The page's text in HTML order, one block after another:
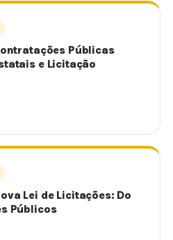
Públicas
e Licitação
Lei de Licitações: Do
Públicos